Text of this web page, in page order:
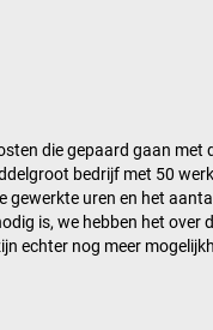
die gepaard gaan
bedrijf met 50
gewerkte uren en het
is, we hebben het
nog meer